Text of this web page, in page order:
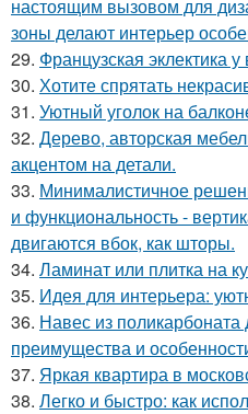
настоящим вызовом для
зоны делают интерьер
29. Французская эклектика
30. Хотите спрятать
31. Уютный уголок на
32. Дерево, авторская
акцентом на детали.
33. Минималистичное
и функциональность -
двигаются вбок, как шторы.
34. Ламинат или плитка на
35. Идея для интерьера:
36. Навес из поликарбоната
преимущества и
37. Яркая квартира в
38. Легко и быстро: как